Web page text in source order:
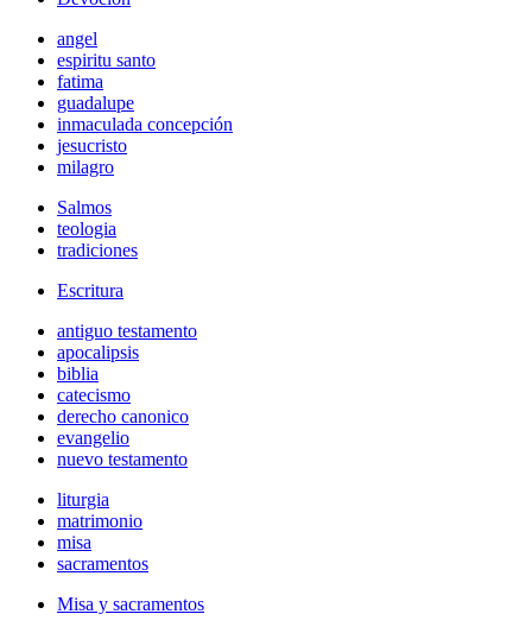
angel
espiritu santo
fatima
guadalupe
inmaculada concepción
jesucristo
milagro
Salmos
teologia
tradiciones
Escritura
antiguo testamento
apocalipsis
biblia
catecismo
derecho canonico
evangelio
nuevo testamento
liturgia
matrimonio
misa
sacramentos
Misa y sacramentos